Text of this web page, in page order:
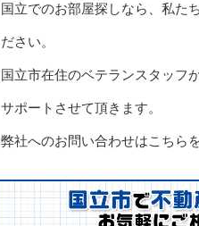
国立でのお部屋探しなら、私たち
ださい。
国立市在住のベテランスタッフ
サポートさせて頂きます。
弊社へのお問い合わせはこちら